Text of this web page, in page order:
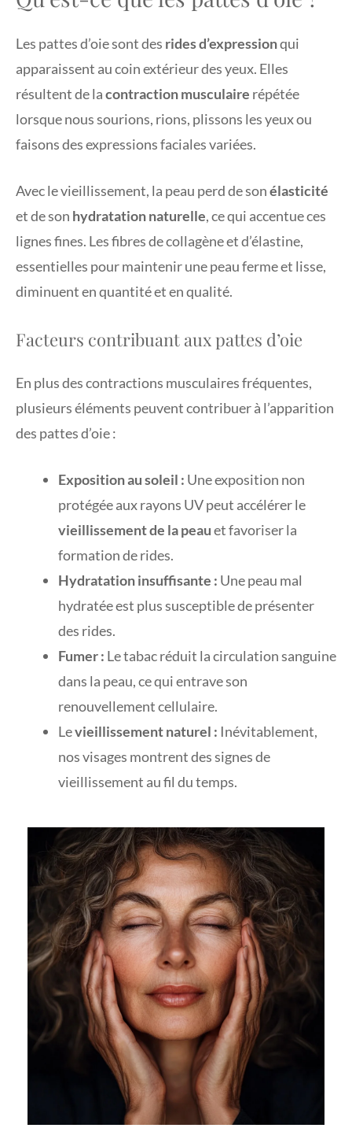
Les pattes d’oie sont des rides d’expressionqui
apparaissent au coin extérieur des yeux. Elles
résultent de lacontraction musculaire répétée
lorsque nous sourions, rions, plissons les yeux ou
faisons des expressions faciales variées.
Avec le vieillissement, la peau perd de sonélasticité
et de son hydratation naturelle, ce qui accentue ces
lignes fines. Les fibres de collagène et d’élastine,
essentielles pour maintenir une peau ferme et lisse,
diminuent en quantité et en qualité.
Facteurs contribuant aux pattes d’oie
En plus des contractions musculaires fréquentes,
plusieurs éléments peuvent contribuer à l’apparition
des pattes d’oie :
Exposition au soleil : Une exposition non
protégée aux rayons UV peut accélérer le
vieillissement de la peauet favoriser la
formation de rides.
Hydratation insuffisante : Une peau mal
hydratée est plus susceptible de présenter
des rides.
Fumer : Le tabac réduit la circulation sanguine
dans la peau, ce qui entrave son
renouvellement cellulaire.
Levieillissement naturel : Inévitablement,
nos visages montrent des signes de
vieillissement au fil du temps.